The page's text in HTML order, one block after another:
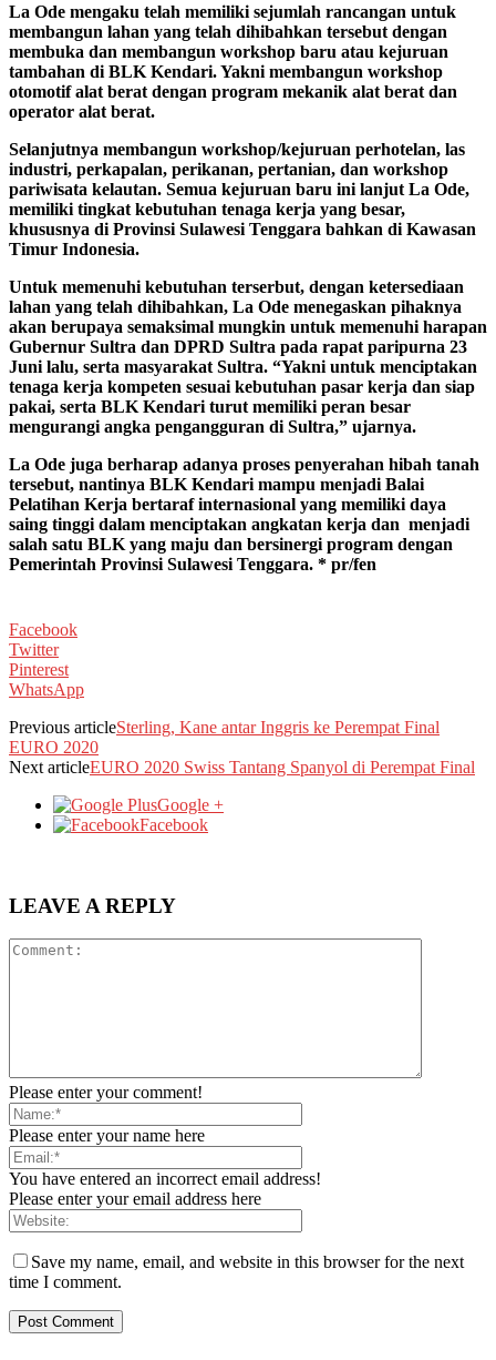
La Ode mengaku telah memiliki sejumlah rancangan untuk
membangun lahan yang telah dihibahkan tersebut dengan
membuka dan membangun workshop baru atau kejuruan
tambahan di BLK Kendari. Yakni membangun workshop
otomotif alat berat dengan program mekanik alat berat dan
operator alat berat.
Selanjutnya membangun workshop/kejuruan perhotelan, las
industri, perkapalan, perikanan, pertanian, dan workshop
pariwisata kelautan. Semua kejuruan baru ini lanjut La Ode,
memiliki tingkat kebutuhan tenaga kerja yang besar,
khususnya di Provinsi Sulawesi Tenggara bahkan di Kawasan
Timur Indonesia.
Untuk memenuhi kebutuhan terserbut, dengan ketersediaan
lahan yang telah dihibahkan, La Ode menegaskan pihaknya
akan berupaya semaksimal mungkin untuk memenuhi harapan
Gubernur Sultra dan DPRD Sultra pada rapat paripurna 23
Juni lalu, serta masyarakat Sultra. “Yakni untuk menciptakan
tenaga kerja kompeten sesuai kebutuhan pasar kerja dan siap
pakai, serta BLK Kendari turut memiliki peran besar
mengurangi angka pengangguran di Sultra,” ujarnya.
La Ode juga berharap adanya proses penyerahan hibah tanah
tersebut, nantinya BLK Kendari mampu menjadi Balai
Pelatihan Kerja bertaraf internasional yang memiliki daya
saing tinggi dalam menciptakan angkatan kerja dan menjadi
salah satu BLK yang maju dan bersinergi program dengan
Pemerintah Provinsi Sulawesi Tenggara. * pr/fen
Facebook
Twitter
Pinterest
WhatsApp
Previous articleSterling, Kane antar Inggris ke Perempat Final
EURO 2020
Next articleEURO 2020 Swiss Tantang Spanyol di Perempat Final
Google +
Facebook
LEAVE A REPLY
Please enter your comment!
Please enter your name here
You have entered an incorrect email address!
Please enter your email address here
Save my name, email, and website in this browser for the next
time I comment.